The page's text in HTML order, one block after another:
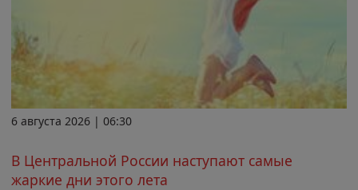
6 августа 2026 | 06:30
В Центральной России наступают самые
жаркие дни этого лета